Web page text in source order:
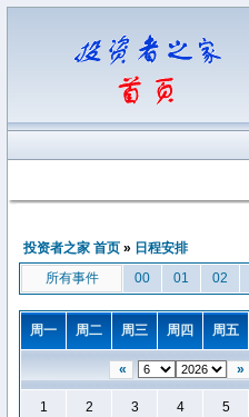
投资者之家 首页 » 日程安排
所有事件
00 01 02
周一 周二 周三 周四 周五
« »
1 2 3 4 5